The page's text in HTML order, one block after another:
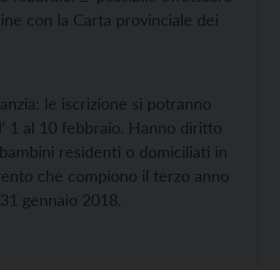
con la Carta provinciale dei
le iscrizione si potranno
1 al 10 febbraio. Hanno diritto
residenti o domiciliati in
che compiono il terzo anno
gennaio 2018.